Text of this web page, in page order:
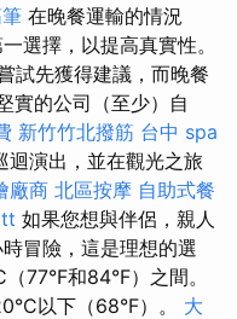
在晚餐運輸的情況
選擇，以提高真實性。
試先獲得建議，而晚餐
實的公司（至少）自
新竹竹北撥筋 台中 spa
迴演出，並在觀光之旅
廠商 北區按摩 自助式餐
如果您想與伴侶，親人
冒險，這是理想的選
77°F和84°F）之間。
以下（68°F）。 大